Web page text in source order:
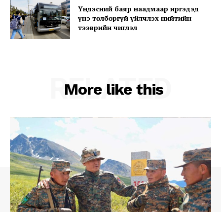
My account
Үндэсний баяр наадмаар иргэдэд
үнэ төлбөргүй үйлчлэх нийтийн
тээврийн чиглэл
More like this
RELATED